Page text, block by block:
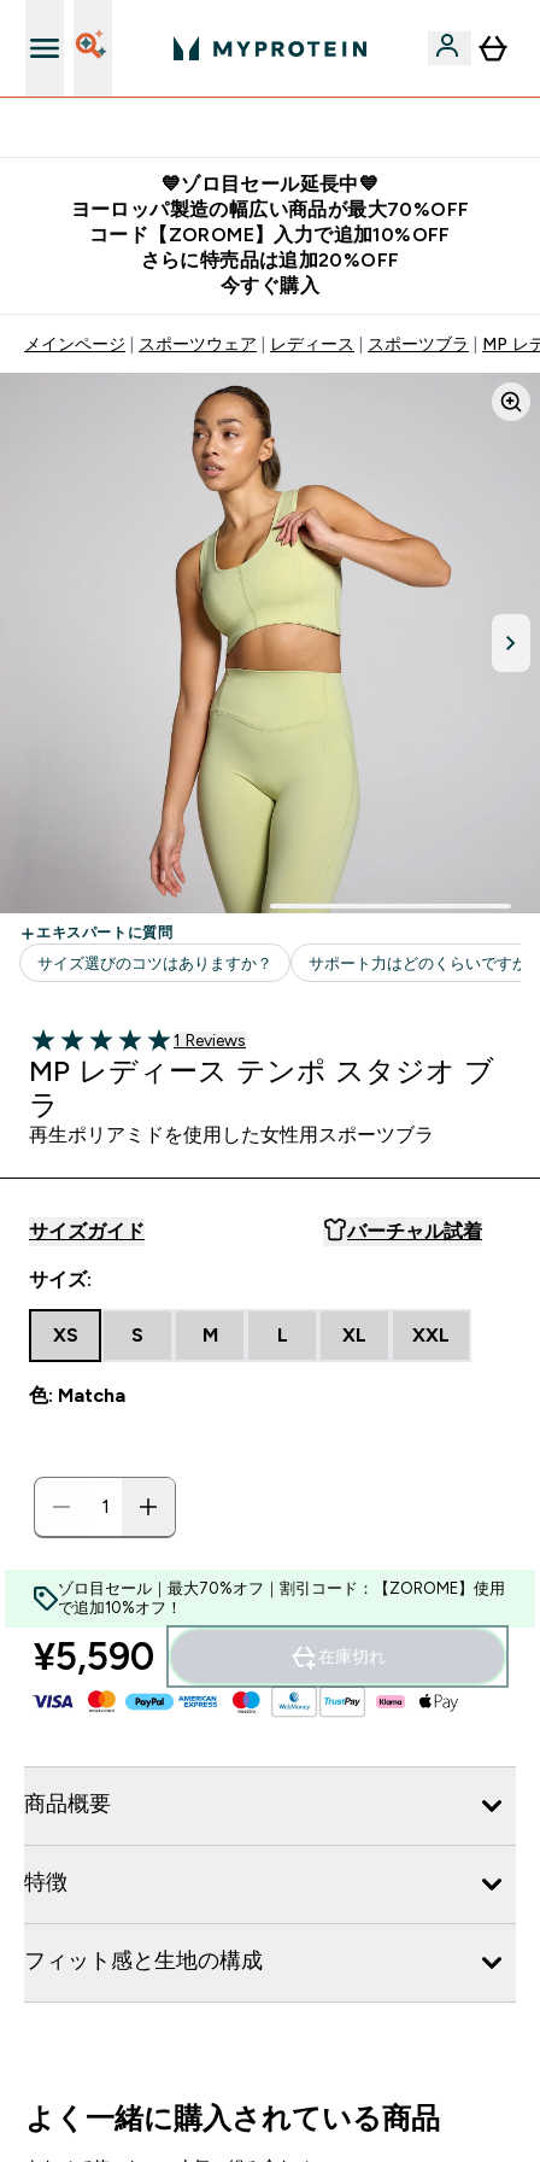
💙ゾロ目セール延長中💙
ヨーロッパ製造の幅広い商品が最大70%OFF
コード【ZOROME】入力で追加10%OFF
さらに特売品は追加20%OFF
今すぐ購入
メインページ スポーツウェア レディース スポーツブラ MP レ
5 out of 5 stars
1 ＋件の口コミ
1 Reviews
MP レディース テンポ スタジオ ブ
ラ
再生ポリアミドを使用した女性用スポーツブラ
サイズガイド バーチャル試着
サイズ:
XS S M L XL XXL
色: Matcha
ゾロ目セール｜最大70%オフ｜割引コード：【ZOROME】使用
で追加10%オフ！
¥5,590‎ 在庫切れ
商品概要
特徴
フィット感と生地の構成
よく一緒に購入されている商品